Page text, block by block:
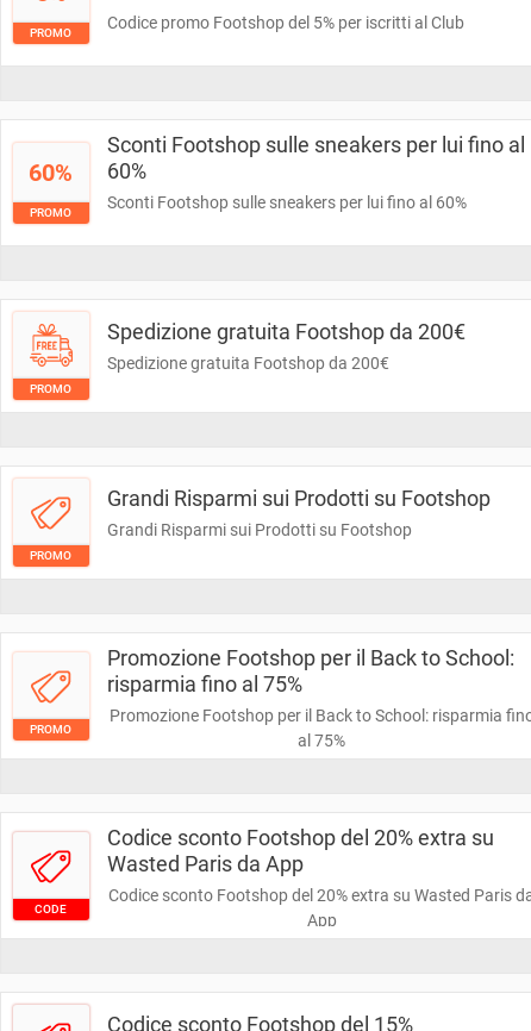
PROMO Codice promo Footshop del 5% per iscritti al Club
60%
PROMO
Sconti Footshop sulle sneakers per lui fino al
60%
Sconti Footshop sulle sneakers per lui fino al 60%
PROMO
Spedizione gratuita Footshop da 200€
Spedizione gratuita Footshop da 200€
PROMO
Grandi Risparmi sui Prodotti su Footshop
Grandi Risparmi sui Prodotti su Footshop
PROMO
Promozione Footshop per il Back to School:
risparmia fino al 75%
Promozione Footshop per il Back to School: risparmia
al 75%
CODE
Codice sconto Footshop del 20% extra su
Wasted Paris da App
Codice sconto Footshop del 20% extra su Wasted Paris
App
Codice sconto Footshop del 15%